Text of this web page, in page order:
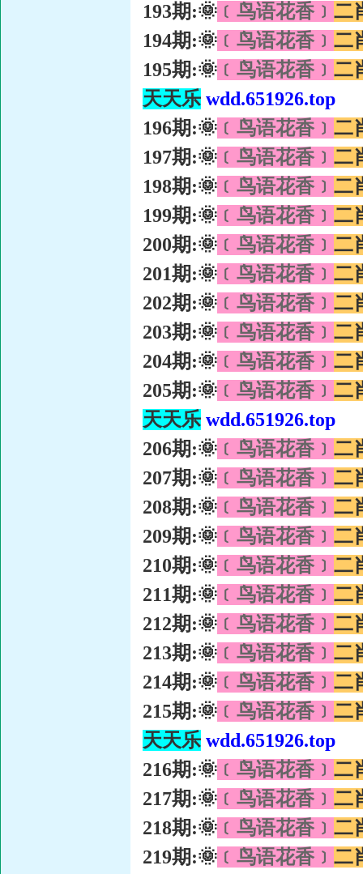
193期:🌞 ﹝鸟语花香﹞ 二
194期:🌞 ﹝鸟语花香﹞ 二
195期:🌞 ﹝鸟语花香﹞ 二
天天乐 wdd.651926.top
196期:🌞 ﹝鸟语花香﹞ 二
197期:🌞 ﹝鸟语花香﹞ 二
198期:🌞 ﹝鸟语花香﹞ 二
199期:🌞 ﹝鸟语花香﹞ 二
200期:🌞 ﹝鸟语花香﹞ 二
201期:🌞 ﹝鸟语花香﹞ 二
202期:🌞 ﹝鸟语花香﹞ 二
203期:🌞 ﹝鸟语花香﹞ 二
204期:🌞 ﹝鸟语花香﹞ 二
205期:🌞 ﹝鸟语花香﹞ 二
天天乐 wdd.651926.top
206期:🌞 ﹝鸟语花香﹞ 二
207期:🌞 ﹝鸟语花香﹞ 二
208期:🌞 ﹝鸟语花香﹞ 二
209期:🌞 ﹝鸟语花香﹞ 二
210期:🌞 ﹝鸟语花香﹞ 二
211期:🌞 ﹝鸟语花香﹞ 二
212期:🌞 ﹝鸟语花香﹞ 二
213期:🌞 ﹝鸟语花香﹞ 二
214期:🌞 ﹝鸟语花香﹞ 二
215期:🌞 ﹝鸟语花香﹞ 二
天天乐 wdd.651926.top
216期:🌞 ﹝鸟语花香﹞ 二
217期:🌞 ﹝鸟语花香﹞ 二
218期:🌞 ﹝鸟语花香﹞ 二
219期:🌞 ﹝鸟语花香﹞ 二